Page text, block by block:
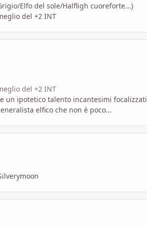
Elfo del sole/Halfligh cuoreforte...)
del +2 INT
del +2 INT
un ipotetico talento incantesimi
elfico che non è poco...